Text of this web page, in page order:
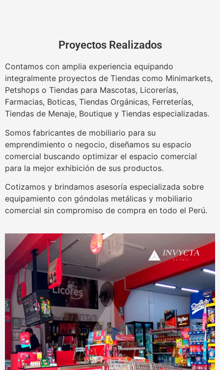
Proyectos Realizados
Contamos con amplia experiencia equipando
integralmente proyectos de Tiendas como Minimarkets,
Petshops o Tiendas para Mascotas, Licorerías,
Farmacias, Boticas, Tiendas Orgánicas, Ferreterías,
Tiendas de Menaje, Boutique y Tiendas especializadas.
Somos fabricantes de mobiliario para su
emprendimiento o negocio, diseñamos su espacio
comercial buscando optimizar el espacio comercial
para la mejor exhibición de sus productos.
Cotizamos y brindamos asesoría especializada sobre
equipamiento con góndolas metálicas y mobiliario
comercial sin compromiso de compra en todo el Perú.